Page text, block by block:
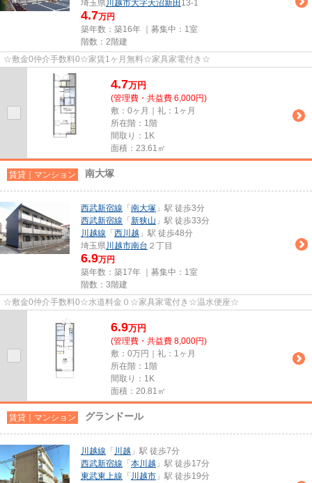
埼玉県川越市大字天沼新田 13-1
4.7万円
築年数：築16年 ｜募集中： 1室
階数：2階建
☆敷金0仲介手数料0☆家賃1ヶ月無料☆家具家電付き☆
4.7万円
(管理費・共益費 6,000円)
敷：0ヶ月｜礼：1ヶ月
所在階：1階
間取り：1K
面積：23.61㎡
賃貸｜マンション 南大塚
西武新宿線 「 南大塚 」駅 徒歩3分
西武新宿線 「 新狭山 」駅 徒歩33分
川越線 「 西川越 」駅 徒歩48分
埼玉県川越市南台 ２丁目
6.9万円
築年数：築17年 ｜募集中： 1室
階数：3階建
☆敷金0仲介手数料0☆水道料金０☆家具家電付き☆温水便座☆
6.9万円
(管理費・共益費 8,000円)
敷：0万円｜礼：1ヶ月
所在階：1階
間取り：1K
面積：20.81㎡
賃貸｜マンション グランドール
川越線 「 川越 」駅 徒歩7分
西武新宿線 「 本川越 」駅 徒歩17分
東武東上線 「 川越市 」駅 徒歩19分